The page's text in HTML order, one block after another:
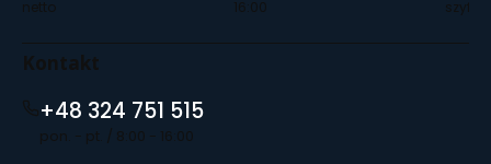
netto
16:00
Kontakt
+48 324 751 515
pon. - pt. / 8:00 - 16:00